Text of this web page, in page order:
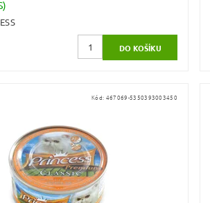
Kód: 467069-5350393003450